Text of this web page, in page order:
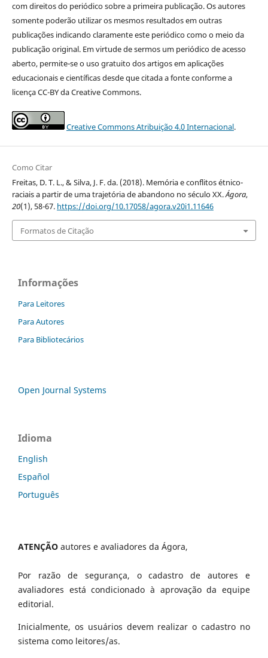
com direitos do periódico sobre a primeira publicação. Os autores
somente poderão utilizar os mesmos resultados em outras
publicações indicando claramente este periódico como o meio da
publicação original. Em virtude de sermos um periódico de acesso
aberto, permite-se o uso gratuito dos artigos em aplicações
educacionais e científicas desde que citada a fonte conforme a
licença CC-BY da Creative Commons.
Creative Commons Atribuição 4.0 Internacional.
Como Citar
Freitas, D. T. L., & Silva, J. F. da. (2018). Memória e conflitos étnico-
raciais a partir de uma trajetória de abandono no século XX.Ágora,
20(1), 58-67. https://doi.org/10.17058/agora.v20i1.11646
Formatos de Citação
Informações
Para Leitores
Para Autores
Para Bibliotecários
Open Journal Systems
Idioma
English
Español
Português
ATENÇÃO autores e avaliadores da Ágora,
Por razão de segurança, o cadastro de autores e
avaliadores está condicionado à aprovação da equipe
editorial.
Inicialmente, os usuários devem realizar o cadastro no
sistema como leitores/as.